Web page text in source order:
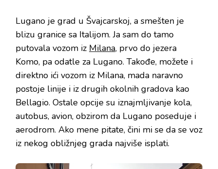
Lugano je grad u Švajcarskoj, a smešten je
blizu granice sa Italijom. Ja sam do tamo
putovala vozom iz Milana, prvo do jezera
Komo, pa odatle za Lugano. Takođe, možete i
direktno ići vozom iz Milana, mada naravno
postoje linije i iz drugih okolnih gradova kao
Bellagio. Ostale opcije su iznajmljivanje kola,
autobus, avion, obzirom da Lugano poseduje i
aerodrom. Ako mene pitate, čini mi se da se voz
iz nekog obližnjeg grada najviše isplati.